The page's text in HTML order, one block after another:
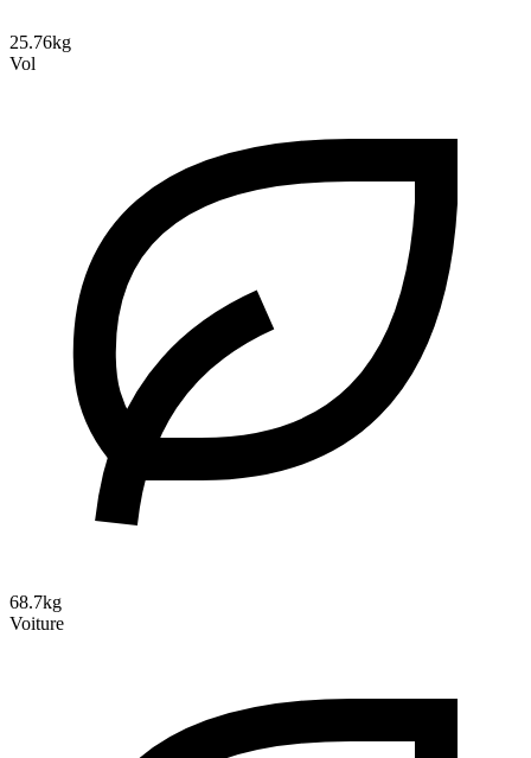
25.76kg
Vol
68.7kg
Voiture